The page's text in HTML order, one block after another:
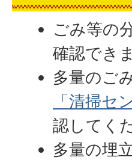
ごみ等の
確認でき
多量のご
「清掃セ
認してく
多量の埋